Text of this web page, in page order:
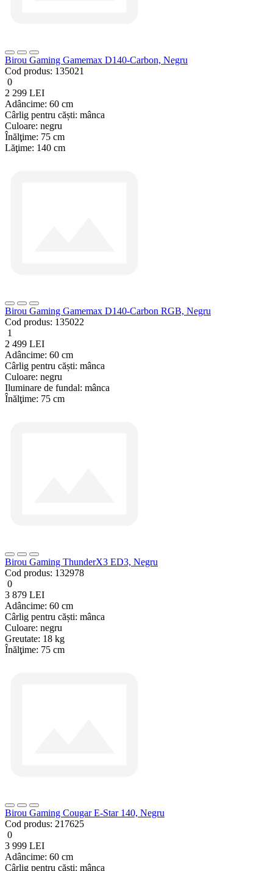
Birou Gaming Gamemax D140-Carbon, Negru
Cod produs: 135021
0
2 299 LEI
Adâncime: 60 cm
Cârlig pentru căști: mânca
Culoare: negru
Înălţime: 75 cm
Lăţime: 140 cm
Birou Gaming Gamemax D140-Carbon RGB, Negru
Cod produs: 135022
1
2 499 LEI
Adâncime: 60 cm
Cârlig pentru căști: mânca
Culoare: negru
Iluminare de fundal: mânca
Înălţime: 75 cm
Birou Gaming ThunderX3 ED3, Negru
Cod produs: 132978
0
3 879 LEI
Adâncime: 60 cm
Cârlig pentru căști: mânca
Culoare: negru
Greutate: 18 kg
Înălţime: 75 cm
Birou Gaming Cougar E-Star 140, Negru
Cod produs: 217625
0
3 999 LEI
Adâncime: 60 cm
Cârlig pentru căști: mânca